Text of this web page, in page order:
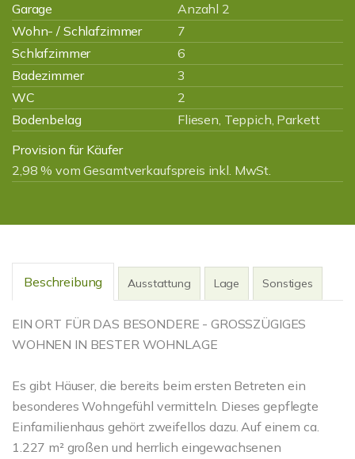
Garage
Anzahl 2
Wohn- / Schlafzimmer
7
Schlafzimmer
6
Badezimmer
3
WC
2
Bodenbelag
Fliesen, Teppich, Parkett
Provision für Käufer
2,98 % vom Gesamtverkaufspreis inkl. MwSt.
Beschreibung Ausstattung Lage Sonstiges
EIN ORT FÜR DAS BESONDERE - GROSSZÜGIGES
WOHNEN IN BESTER WOHNLAGE
Es gibt Häuser, die bereits beim ersten Betreten ein
besonderes Wohngefühl vermitteln. Dieses gepflegte
Einfamilienhaus gehört zweifellos dazu. Auf einem ca.
1.227 m² großen und herrlich eingewachsenen